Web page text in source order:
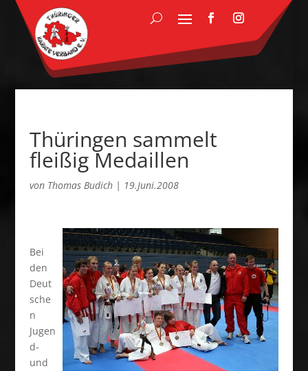
Thüringen sammelt
fleißig Medaillen
von Thomas Budich| 19.Juni.2008
Bei
den
Deut
sche
n
Jugen
d-
und